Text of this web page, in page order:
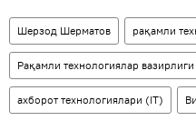
Шерзод Шерматов рақамли
Рақамли технологиялар вазирлиги
ахборот технологиялари (IT)